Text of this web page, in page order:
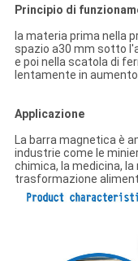
Principio di
la materia prima nella
spazio a30 mm sotto
e poi nella scatola di
lentamente in
Applicazione
La barra magnetica è
industrie come le
chimica, la medicina,
trasformazione